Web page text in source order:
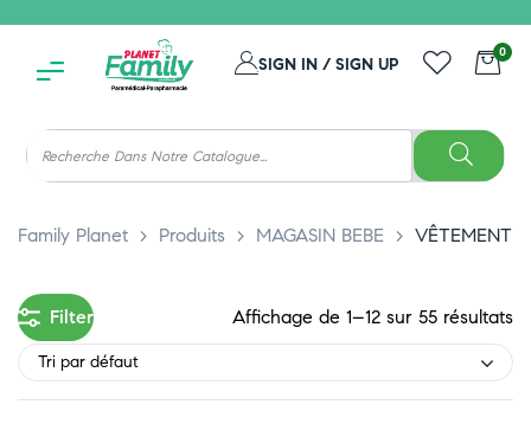
SIGN IN / SIGN UP
0
Family Planet > Produits > MAGASIN BEBE > VÊTEMENT
Filter Affichage de 1–12 sur 55 résultats
Tri par défaut